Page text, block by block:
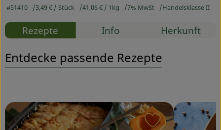
Über uns
Service
#51410 3,49 € / Stück 41,06 € / 1kg 7% MwSt Handelsklasse II
Rezepte Info Herkunft
Entdecke passende Rezepte
Rezept zu